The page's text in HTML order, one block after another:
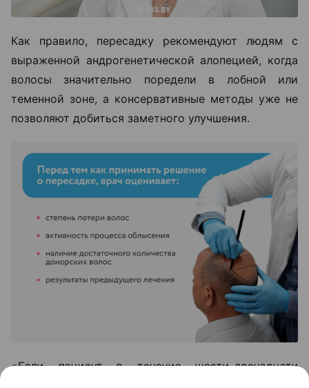
Как правило, пересадку рекомендуют людям с
выраженной андрогенетической алопецией, когда
волосы значительно поредели в лобной или
теменной зоне, а консервативные методы уже не
позволяют добиться заметного улучшения.
«Если пациент в течение шести-двенадцати